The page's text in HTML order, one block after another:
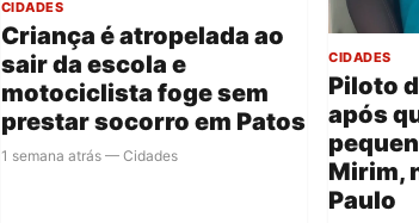
CIDADES
Criança é atropelada ao
sair da escola e
motociclista foge sem
prestar socorro em Patos
1 semana atrás — Cidades
CIDADES
Piloto
após
Mirim,
Paulo